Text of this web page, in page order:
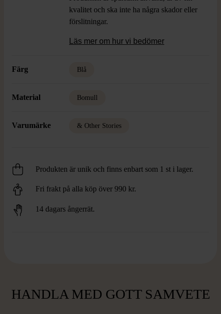
kvalitet och ska inte ha några skador eller
förslitningar.
Läs mer om hur vi bedömer
Färg Blå
Material Bomull
Varumärke & Other Stories
Produkten är unik och finns enbart som 1 st i lager.
Fri frakt på alla köp över 990 kr.
14 dagars ångerrät.
HANDLA MED GOTT SAMVETE